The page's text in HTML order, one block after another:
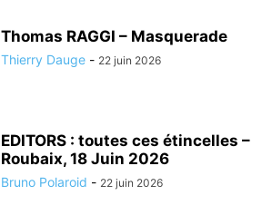
Thomas RAGGI – Masquerade
Thierry Dauge - 22 juin 2026
EDITORS : toutes ces étincelles –
Roubaix, 18 Juin 2026
Bruno Polaroid - 22 juin 2026